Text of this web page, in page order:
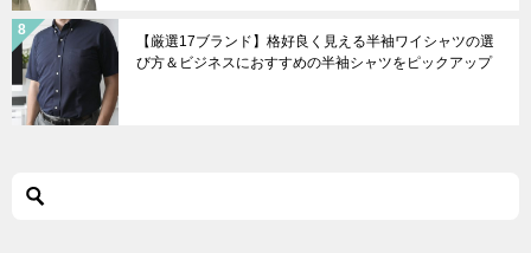
【厳選17ブランド】格好良く見える半袖ワイシャツの選
び方＆ビジネスにおすすめの半袖シャツをピックアップ